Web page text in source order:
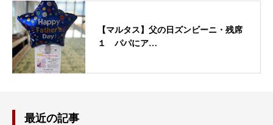
【マルタス】父の日ズンビーニ・残席
１ パパにア…
最近の記事